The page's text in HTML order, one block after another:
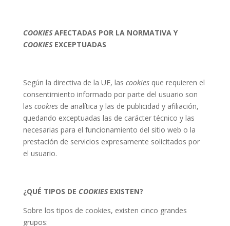
COOKIESAFECTADAS POR LA NORMATIVA Y
COOKIES EXCEPTUADAS
Según la directiva de la UE, las cookies que requieren el
consentimiento informado por parte del usuario son
las cookies de analítica y las de publicidad y afiliación,
quedando exceptuadas las de carácter técnico y las
necesarias para el funcionamiento del sitio web o la
prestación de servicios expresamente solicitados por
el usuario.
¿QUÉ TIPOS DE COOKIES EXISTEN?
Sobre los tipos de cookies, existen cinco grandes
grupos: